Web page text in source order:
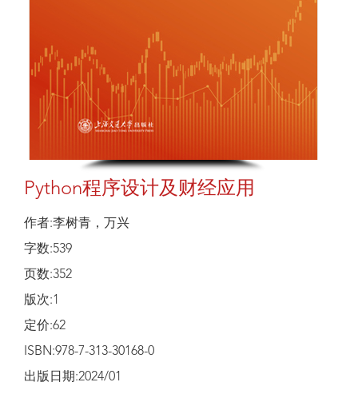
Python程序设计及财经应用
作者:李树青，万兴
字数:539
页数:352
版次:1
定价:62
ISBN:978-7-313-30168-0
出版日期:2024/01